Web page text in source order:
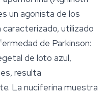
un agonista de los
utilizado
de Parkinson:
de loto azul,
resulta
La nuciferina muestra